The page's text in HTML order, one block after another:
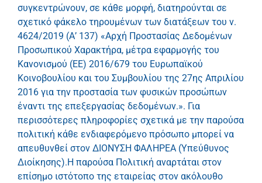
συγκεντρώνουν, σε κάθε μορφή, διατηρούνται σε
σχετικό φάκελο τηρουμένων των διατάξεων του ν.
4624/2019 (Α’ 137) «Αρχή Προστασίας Δεδομένων
Προσωπικού Χαρακτήρα, μέτρα εφαρμογής του
Κανονισμού (ΕΕ) 2016/679 του Ευρωπαϊκού
Κοινοβουλίου και του Συμβουλίου της 27ης Απριλίου
2016 για την προστασία των φυσικών προσώπων
έναντι της επεξεργασίας δεδομένων.». Για
περισσότερες πληροφορίες σχετικά με την παρούσα
πολιτική κάθε ενδιαφερόμενο πρόσωπο μπορεί να
απευθυνθεί στον ΔΙΟΝΥΣΗ ΦΑΛΗΡΕΑ (Υπεύθυνος
Διοίκησης).Η παρούσα Πολιτική αναρτάται στον
επίσημο ιστότοπο της εταιρείας στον ακόλουθο